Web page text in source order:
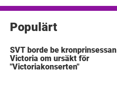
Populärt
SVT borde be kronprinsessan
Victoria om ursäkt för
"Victoriakonserten"